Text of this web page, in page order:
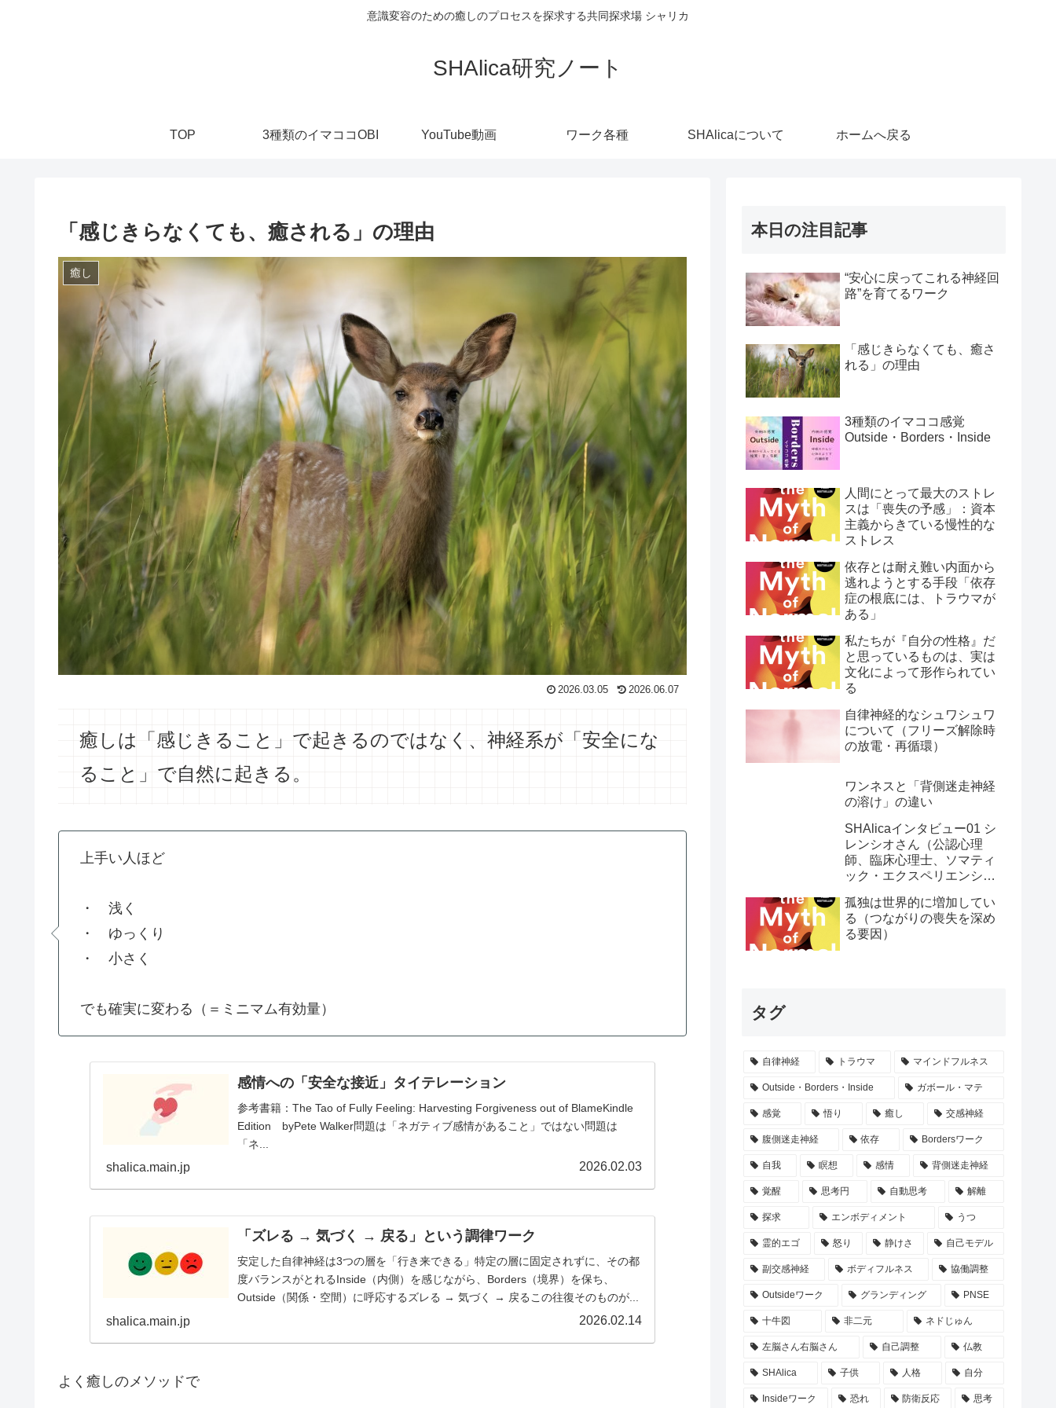
意識変容のための癒しのプロセスを探求する共同探求場 シャリカ
SHAlica研究ノート
TOP 3種類のイマココOBI YouTube動画 ワーク各種 SHAlicaについて ホームへ戻る
「感じきらなくても、癒される」の理由
癒し
2026.03.05 2026.06.07
癒しは「感じきること」で起きるのではなく 、 神経系が「安全にな
ること」で自然に起きる。
上手い人ほど
・ 浅く
・ ゆっくり
・ 小さく
でも確実に変わる（＝ミニマム有効量）
感情への「安全な接近」タイテレーション
参考書籍：The Tao of Fully Feeling: Harvesting Forgiveness out of BlameKindle
Edition byPete Walker問題は「ネガティブ感情があること」ではない問題は
「ネ...
shalica.main.jp 2026.02.03
「ズレる → 気づく → 戻る」という調律ワーク
安定した自律神経は3つの層を「行き来できる」特定の層に固定されずに、その都
度バランスがとれるInside（内側）を感じながら、Borders（境界）を保ち、
Outside（関係・空間）に呼応するズレる → 気づく → 戻るこの往復そのものが...
shalica.main.jp 2026.02.14
よく癒しのメソッドで
本日の注目記事
“安心に戻ってこれる神経回
路”を育てるワーク
「感じきらなくても、癒さ
れる」の理由
3種類のイマココ感覚
Outside・Borders・Inside
人間にとって最大のストレ
スは「喪失の予感」：資本
主義からきている慢性的な
ストレス
依存とは耐え難い内面から
逃れようとする手段「依存
症の根底には、トラウマが
ある」
私たちが『自分の性格』だ
と思っているものは、実は
文化によって形作られてい
る
自律神経的なシュワシュワ
について（フリーズ解除時
の放電・再循環）
ワンネスと「背側迷走神経
の溶け」の違い
SHAlicaインタビュー01 シ
レンシオさん（公認心理
師、臨床心理士、ソマティ
ック・エクスペリエンシン
孤独は世界的に増加してい
る（つながりの喪失を深め
る要因）
タグ
自律神経 トラウマ マインドフルネス
Outside・Borders・Inside ガボール・マテ
感覚 悟り 癒し 交感神経
腹側迷走神経 依存 Bordersワーク
自我 瞑想 感情 背側迷走神経
覚醒 思考円 自動思考 解離
探求 エンボディメント うつ
霊的エゴ 怒り 静けさ 自己モデル
副交感神経 ボディフルネス 協働調整
Outsideワーク グランディング PNSE
十牛図 非二元 ネドじゅん
左脳さん右脳さん 自己調整 仏教
SHAlica 子供 人格 自分
Insideワーク 恐れ 防衛反応 思考